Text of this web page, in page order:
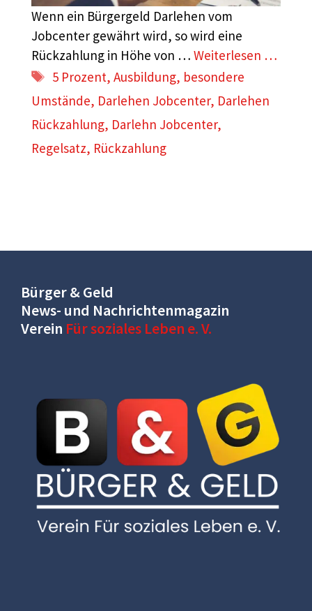
Wenn ein Bürgergeld Darlehen vom
Jobcenter gewährt wird, so wird eine
Rückzahlung in Höhe von … Weiterlesen …
Schlagwörter
5 Prozent,Ausbildung, besondere
Umstände, Darlehen Jobcenter, Darlehen
Rückzahlung, Darlehn Jobcenter,
Regelsatz, Rückzahlung
Bürger & Geld
News- und Nachrichtenmagazin
Verein Für soziales Leben e. V.